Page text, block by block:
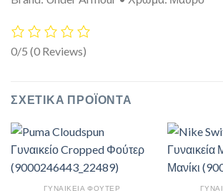
0/5 (0 Reviews)
ΣΧΕΤΙΚΆ ΠΡΟΪΌΝΤΑ
ΓΥΝΑΙΚΕΊΑ ΦΟΎΤΕΡ